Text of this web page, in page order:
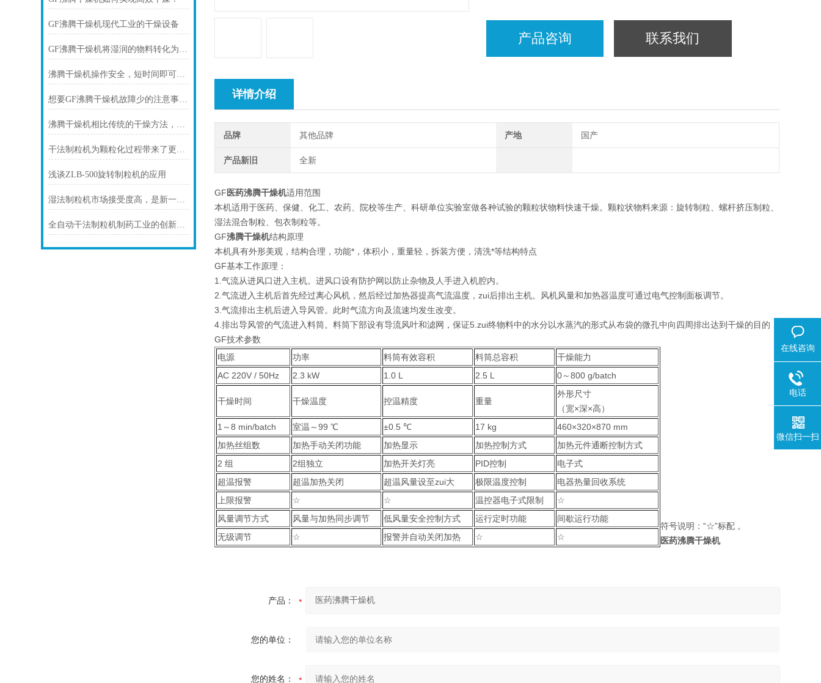
GF沸腾干燥机现代工业的干燥设备
GF沸腾干燥机将湿润的物料转化为高质量的粉末
沸腾干燥机操作安全，短时间即可完成烘干
想要GF沸腾干燥机故障少的注意事项是什么
沸腾干燥机相比传统的干燥方法，具有多项优势
干法制粒机为颗粒化过程带来了更高的效率和质量
浅谈ZLB-500旋转制粒机的应用
湿法制粒机市场接受度高，是新一代的颗粒设备
全自动干法制粒机制药工业的创新驱动力与高效生产新篇章
产品咨询 联系我们
详情介绍
品牌 其他品牌 产地 国产
产品新旧 全新
GF医药沸腾干燥机适用范围
本机适用于医药、保健、化工、农药、院校等生产、科研单位实验室做各种试验的颗粒状物料快速干燥。颗粒状物料来源：旋转制粒、螺杆挤压制粒、
湿法混合制粒、包衣制粒等。
GF沸腾干燥机结构原理
本机具有外形美观，结构合理，功能*，体积小，重量轻，拆装方便，清洗*等结构特点
GF基本工作原理：
1.气流从进风口进入主机。进风口设有防护网以防止杂物及人手进入机腔内。
2.气流进入主机后首先经过离心风机，然后经过加热器提高气流温度，zui后排出主机。风机风量和加热器温度可通过电气控制面板调节。
3.气流排出主机后进入导风管。此时气流方向及流速均发生改变。
4.排出导风管的气流进入料筒。料筒下部设有导流风叶和滤网，保证5.zui终物料中的水分以水蒸汽的形式从布袋的微孔中向四周排出达到干燥的目的
GF技术参数
电源
功率 料筒有效容积 料筒总容积
干燥能力
AC 220V / 50Hz
2.3 kW 1.0 L 2.5 L 0～800 g/batch
干燥时间 干燥温度 控温精度 重量
外形尺寸
（宽×深×高）
1～8 min/batch
室温～99 ℃ ±0.5 ℃ 17 kg
460×320×870 mm
加热丝组数
加热手动关闭功能 加热显示 加热控制方式
加热元件通断控制方式
2 组
2组独立 加热开关灯亮 PID控制
电子式
超温报警
超温加热关闭 超温风量设至zui大 极限温度控制
电器热量回收系统
上限报警
☆ ☆ 温控器电子式限制
☆
风量调节方式
风量与加热同步调节 低风量安全控制方式 运行定时功能
间歇运行功能
无级调节
☆ 报警并自动关闭加热 ☆ ☆
符号说明：“☆”标配 。
医药沸腾干燥机
产品：
您的单位：
您的姓名：
在线咨询
电话
微信扫一扫